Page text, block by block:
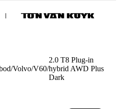
/Volvo/V60/
2.0 T8 Plug-in
hybrid AWD Plus
Dark